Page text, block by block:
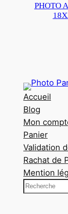
PHOTO
Accueil
Blog
Mon
Panier
Validation
Rachat de
Mention
R